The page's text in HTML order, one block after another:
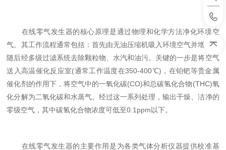
在线零气发生器的核心原理是通过物理和化学方法净化环境空
气。其工作流程通常包括：首先由无油压缩机吸入环境空气并增压，
随后经多级过滤系统去除颗粒物、水汽和油污。关键的一步是将空气
送入高温催化反应室(通常工作温度在350-400℃)，在铂钯等贵金属
催化剂的作用下，将空气中的一氧化碳(CO)和总碳氢化合物(THC)氧
化分解为二氧化碳和水蒸气。经过这一系列处理，输出干燥、洁净的
零级空气，其中碳氢化合物浓度可低至0.1ppm以下。
在线零气发生器的主要作用是为各类气体分析仪器提供校准基